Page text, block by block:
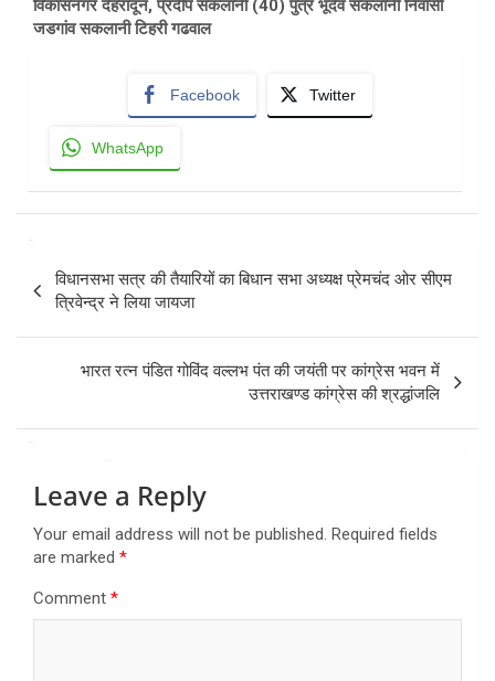
विकासनगर देहरादून, प्रदीप सकलानी (40) पुत्र भूदेव सकलानी निवासी
जडगांव सकलानी टिहरी गढवाल
Facebook Twitter
WhatsApp
Post
navigation
विधानसभा सत्र की तैयारियों का बिधान सभा अध्यक्ष प्रेमचंद ओर सीएम
त्रिवेन्द्र ने लिया जायजा
भारत रत्न पंडित गोविंद वल्लभ पंत की जयंती पर कांग्रेस भवन में
उत्तराखण्ड कांग्रेस की श्रद्धांजलि
Leave a Reply
Your email address will not be published. Required fields
are marked *
Comment *